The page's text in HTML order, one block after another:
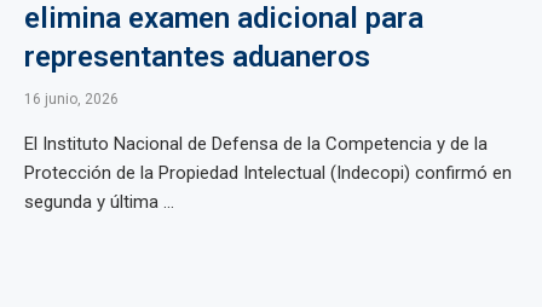
elimina examen adicional para
representantes aduaneros
16 junio, 2026
El Instituto Nacional de Defensa de la Competencia y de la
Protección de la Propiedad Intelectual (Indecopi) confirmó en
segunda y última ...